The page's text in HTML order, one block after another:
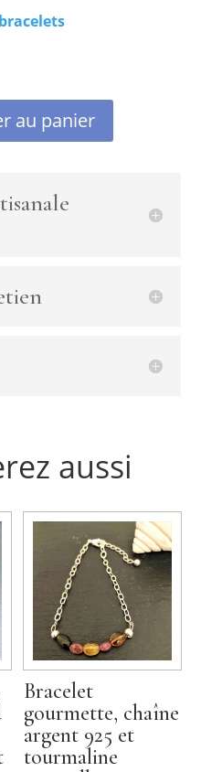
au panier
aussi
Bracelet
gourmette, chaîne
argent 925 et
tourmaline